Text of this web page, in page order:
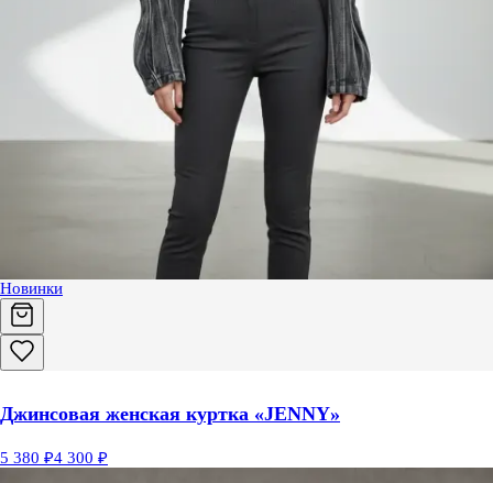
Новинки
Джинсовая женская куртка «JENNY»
5 380 ₽4 300 ₽